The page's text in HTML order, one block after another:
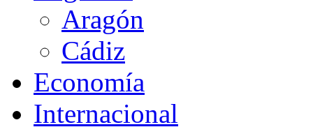
Aragón
Cádiz
Economía
Internacional